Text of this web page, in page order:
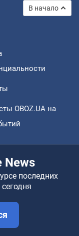
В начало
OBOZ.UA на
News
последних